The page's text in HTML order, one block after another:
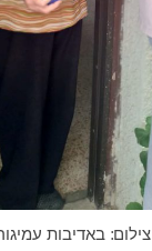
צילום: באדיבות עמיגור